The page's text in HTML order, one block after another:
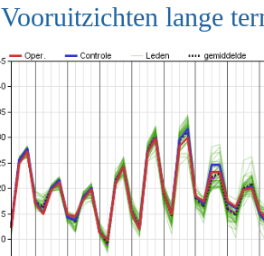
Vooruitzichten lange